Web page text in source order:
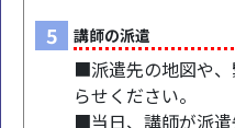
5 講師の派遣
■派遣先の地図や
らせください。
■当日、講師が派